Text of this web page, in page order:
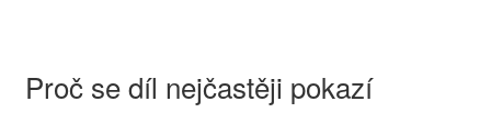
Proč se díl nejčastěji pokazí